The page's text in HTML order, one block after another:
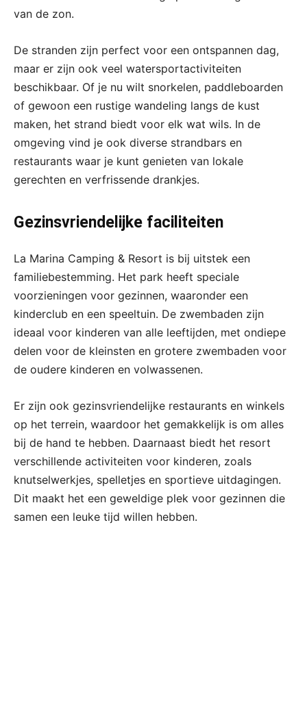
van de zon.
De stranden zijn perfect voor een ontspannen dag,
maar er zijn ook veel watersportactiviteiten
beschikbaar. Of je nu wilt snorkelen, paddleboarden
of gewoon een rustige wandeling langs de kust
maken, het strand biedt voor elk wat wils. In de
omgeving vind je ook diverse strandbars en
restaurants waar je kunt genieten van lokale
gerechten en verfrissende drankjes.
Gezinsvriendelijke faciliteiten
La Marina Camping & Resort is bij uitstek een
familiebestemming. Het park heeft speciale
voorzieningen voor gezinnen, waaronder een
kinderclub en een speeltuin. De zwembaden zijn
ideaal voor kinderen van alle leeftijden, met ondiepe
delen voor de kleinsten en grotere zwembaden voor
de oudere kinderen en volwassenen.
Er zijn ook gezinsvriendelijke restaurants en winkels
op het terrein, waardoor het gemakkelijk is om alles
bij de hand te hebben. Daarnaast biedt het resort
verschillende activiteiten voor kinderen, zoals
knutselwerkjes, spelletjes en sportieve uitdagingen.
Dit maakt het een geweldige plek voor gezinnen die
samen een leuke tijd willen hebben.